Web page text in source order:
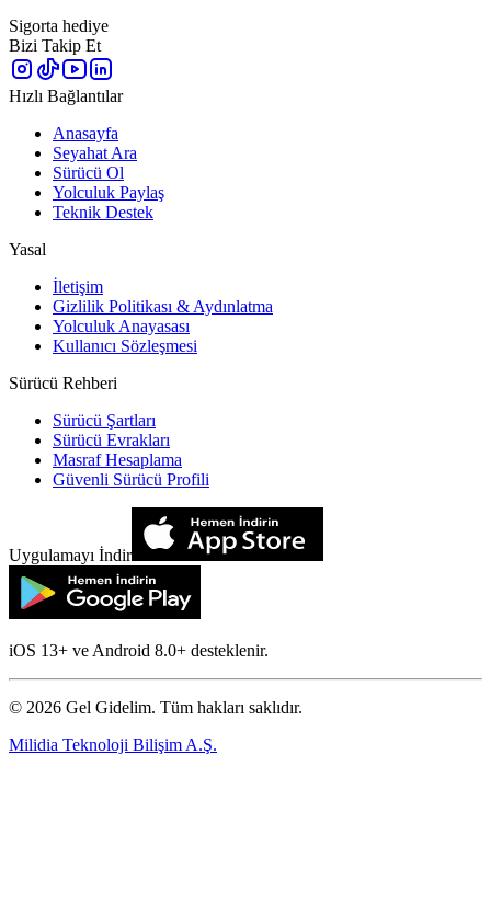
Sigorta hediye
Bizi Takip Et
Hızlı Bağlantılar
Anasayfa
Seyahat Ara
Sürücü Ol
Yolculuk Paylaş
Teknik Destek
Yasal
İletişim
Gizlilik Politikası & Aydınlatma
Yolculuk Anayasası
Kullanıcı Sözleşmesi
Sürücü Rehberi
Sürücü Şartları
Sürücü Evrakları
Masraf Hesaplama
Güvenli Sürücü Profili
Uygulamayı İndir
iOS 13+ ve Android 8.0+ desteklenir.
© 2026 Gel Gidelim. Tüm hakları saklıdır.
Milidia Teknoloji Bilişim A.Ş.